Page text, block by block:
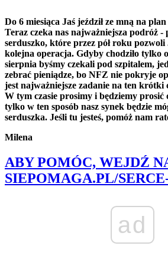
Do 6 miesiąca Jaś jeździł ze mną na
Teraz czeka nas najważniejsza podróż -
serduszko, które przez pół roku pozwoli
kolejna operacja. Gdyby chodziło tylko
sierpnia byśmy czekali pod szpitalem,
zebrać pieniądze, bo NFZ nie pokryje
jest najważniejsze zadanie na ten krótki
W tym czasie prosimy i będziemy prosić
tylko w ten sposób nasz synek będzie
serduszka. Jeśli tu jesteś, pomóż nam
Milena
ABY POMÓC, WEJDŹ
SIEPOMAGA.PL/
ad